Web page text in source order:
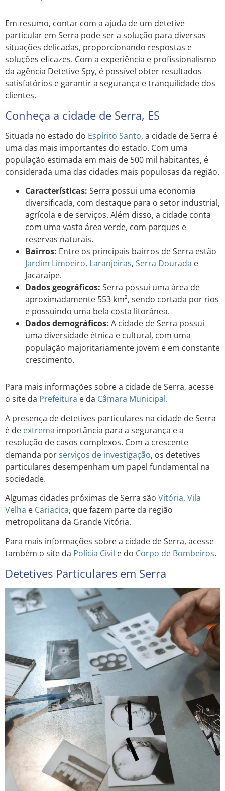
Em resumo, contar com a ajuda de um detetive
particular em Serra pode ser a solução para diversas
situações delicadas, proporcionando respostas e
soluções eficazes. Com a experiência e profissionalismo
da agência Detetive Spy, é possível obter resultados
satisfatórios e garantir a segurança e tranquilidade dos
clientes.
Conheça a cidade de Serra, ES
Situada no estado do Espírito Santo, a cidade de Serra é
uma das mais importantes do estado. Com uma
população estimada em mais de 500 mil habitantes, é
considerada uma das cidades mais populosas da região.
Características: Serra possui uma economia
diversificada, com destaque para o setor industrial,
agrícola e de serviços. Além disso, a cidade conta
com uma vasta área verde, com parques e
reservas naturais.
Bairros: Entre os principais bairros de Serra estão
Jardim Limoeiro, Laranjeiras, Serra Dourada e
Jacaraípe.
Dados geográficos: Serra possui uma área de
aproximadamente 553 km², sendo cortada por rios
e possuindo uma bela costa litorânea.
Dados demográficos: A cidade de Serra possui
uma diversidade étnica e cultural, com uma
população majoritariamente jovem e em constante
crescimento.
Para mais informações sobre a cidade de Serra, acesse
o site da Prefeitura e da Câmara Municipal.
A presença de detetives particulares na cidade de Serra
é de extrema importância para a segurança e a
resolução de casos complexos. Com a crescente
demanda porserviços de investigação, os detetives
particulares desempenham um papel fundamental na
sociedade.
Algumas cidades próximas de Serra são Vitória, Vila
Velha e Cariacica, que fazem parte da região
metropolitana da Grande Vitória.
Para mais informações sobre a cidade de Serra, acesse
também o site da Polícia Civil e do Corpo de Bombeiros.
Detetives Particulares em Serra